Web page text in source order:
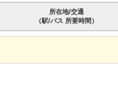
所在地/交通
（駅/バス 所要時間）